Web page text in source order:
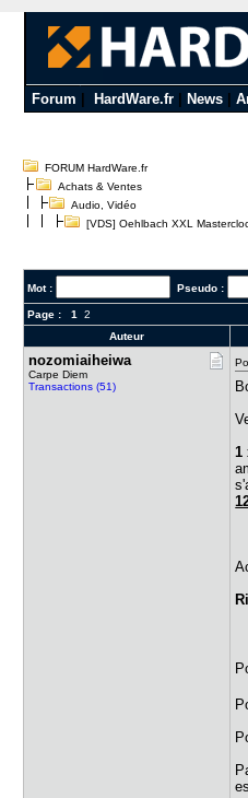
Forum HardWare.fr| News|
FORUM HardWare.fr
Achats & Ventes
Audio, Vidéo
[VDS] Oehlbach XXL
Mot : Pseudo :
Page : 1 2
Auteur
nozomiaihe​iwa
Carpe Diem
Transactions (51)
1